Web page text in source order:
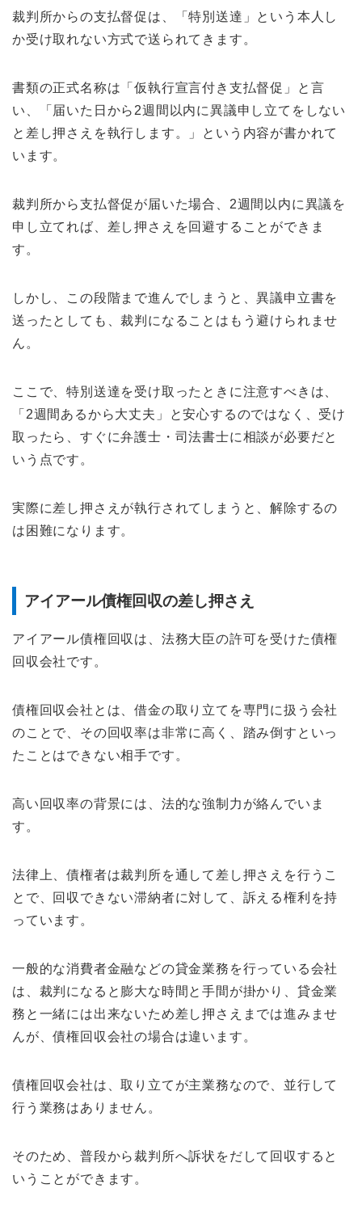
裁判所からの支払督促は、「特別送達」という本人し
か受け取れない方式で送られてきます。
書類の正式名称は「仮執行宣言付き支払督促」と言
い、「届いた日から2週間以内に異議申し立てをしない
と差し押さえを執行します。」という内容が書かれて
います。
裁判所から支払督促が届いた場合、2週間以内に異議を
申し立てれば、差し押さえを回避することができま
す。
しかし、この段階まで進んでしまうと、異議申立書を
送ったとしても、裁判になることはもう避けられませ
ん。
ここで、特別送達を受け取ったときに注意すべきは、
「2週間あるから大丈夫」と安心するのではなく、受け
取ったら、すぐに弁護士・司法書士に相談が必要だと
いう点です。
実際に差し押さえが執行されてしまうと、解除するの
は困難になります。
アイアール債権回収の差し押さえ
アイアール債権回収は、法務大臣の許可を受けた債権
回収会社です。
債権回収会社とは、借金の取り立てを専門に扱う会社
のことで、その回収率は非常に高く、踏み倒すといっ
たことはできない相手です。
高い回収率の背景には、法的な強制力が絡んでいま
す。
法律上、債権者は裁判所を通して差し押さえを行うこ
とで、回収できない滞納者に対して、訴える権利を持
っています。
一般的な消費者金融などの貸金業務を行っている会社
は、裁判になると膨大な時間と手間が掛かり、貸金業
務と一緒には出来ないため差し押さえまでは進みませ
んが、債権回収会社の場合は違います。
債権回収会社は、取り立てが主業務なので、並行して
行う業務はありません。
そのため、普段から裁判所へ訴状をだして回収すると
いうことができます。